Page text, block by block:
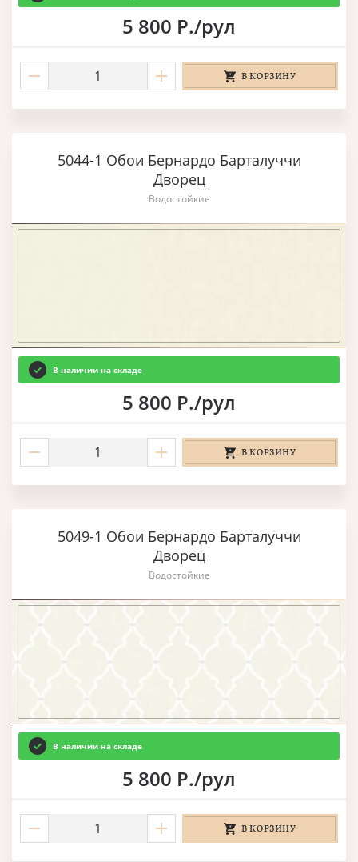
5 800 Р./рул
В КОРЗИНУ
5044-1 Обои Бернардо Барталуччи
Дворец
Водостойкие
В наличии на складе
5 800 Р./рул
В КОРЗИНУ
5049-1 Обои Бернардо Барталуччи
Дворец
Водостойкие
В наличии на складе
5 800 Р./рул
В КОРЗИНУ